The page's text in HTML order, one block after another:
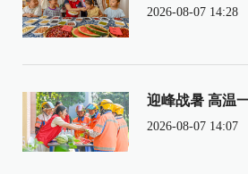
2026-08-07 14:28
迎峰战暑 高温
2026-08-07 14:07